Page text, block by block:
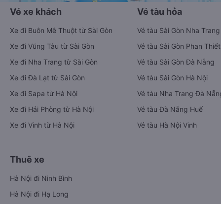
Vé xe khách
Xe đi Buôn Mê Thuột từ Sài Gòn
Xe đi Vũng Tàu từ Sài Gòn
Xe đi Nha Trang từ Sài Gòn
Xe đi Đà Lạt từ Sài Gòn
Xe đi Sapa từ Hà Nội
Xe đi Hải Phòng từ Hà Nội
Xe đi Vinh từ Hà Nội
Vé tàu hỏa
Vé tàu Sài Gòn Nha Trang
Vé tàu Sài Gòn Phan Thiết
Vé tàu Sài Gòn Đà Nẵng
Vé tàu Sài Gòn Hà Nội
Vé tàu Nha Trang Đà
Vé tàu Đà Nẵng Huế
Vé tàu Hà Nội Vinh
Thuê xe
Hà Nội đi Ninh Bình
Hà Nội đi Hạ Long